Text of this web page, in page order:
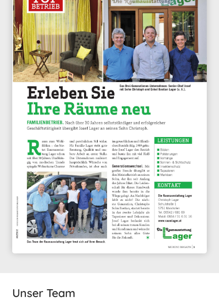
Unser Team